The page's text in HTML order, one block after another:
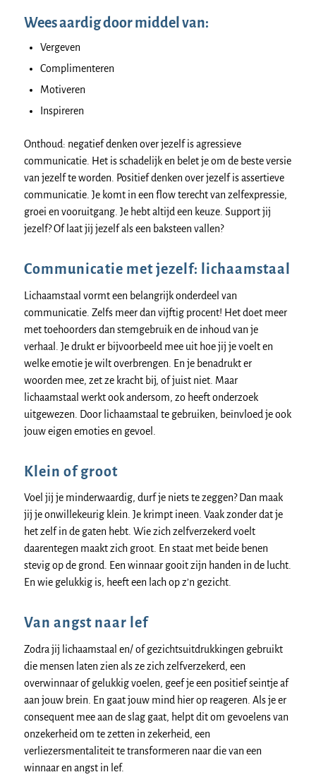
Wees aardig door middel van:
Vergeven
Complimenteren
Motiveren
Inspireren
Onthoud: negatief denken over jezelf is agressieve
communicatie. Het is schadelijk en belet je om de beste versie
van jezelf te worden. Positief denken over jezelf is assertieve
communicatie. Je komt in een flow terecht van zelfexpressie,
groei en vooruitgang. Je hebt altijd een keuze. Support jij
jezelf? Of laat jij jezelf als een baksteen vallen?
Communicatie met jezelf: lichaamstaal
Lichaamstaal vormt een belangrijk onderdeel van
communicatie. Zelfs meer dan vijftig procent! Het doet meer
met toehoorders dan stemgebruik en de inhoud van je
verhaal. Je drukt er bijvoorbeeld mee uit hoe jij je voelt en
welke emotie je wilt overbrengen. En je benadrukt er
woorden mee, zet ze kracht bij, of juist niet. Maar
lichaamstaal werkt ook andersom, zo heeft onderzoek
uitgewezen. Door lichaamstaal te gebruiken, beïnvloed je ook
jouw eigen emoties en gevoel.
Klein of groot
Voel jij je minderwaardig, durf je niets te zeggen? Dan maak
jij je onwillekeurig klein. Je krimpt ineen. Vaak zonder dat je
het zelf in de gaten hebt. Wie zich zelfverzekerd voelt
daarentegen maakt zich groot. En staat met beide benen
stevig op de grond. Een winnaar gooit zijn handen in de lucht.
En wie gelukkig is, heeft een lach op z’n gezicht.
Van angst naar lef
Zodra jij lichaamstaal en/ of gezichtsuitdrukkingen gebruikt
die mensen laten zien als ze zich zelfverzekerd, een
overwinnaar of gelukkig voelen, geef je een positief seintje af
aan jouw brein. En gaat jouw mind hier op reageren. Als je er
consequent mee aan de slag gaat, helpt dit om gevoelens van
onzekerheid om te zetten in zekerheid, een
verliezersmentaliteit te transformeren naar die van een
winnaar en angst in lef.